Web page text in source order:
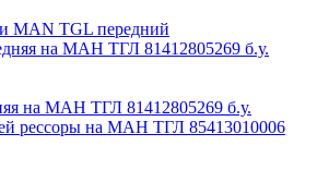
MAN TGL передний
на МАН ТГЛ 81412805269 б.у.